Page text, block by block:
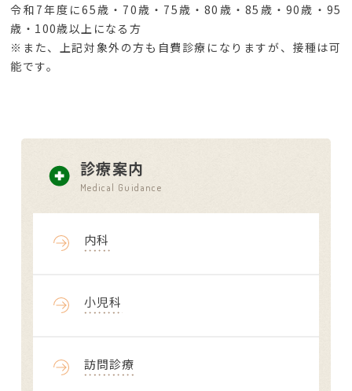
令和7年度に65歳・70歳・ 75歳・80歳・85歳・90歳・95
歳・ 100歳以上になる方
※また、上記対象外の方も自費診療になりますが、 接種は可
能です。
診療案内
Medical Guidance
内科
小児科
訪問診療